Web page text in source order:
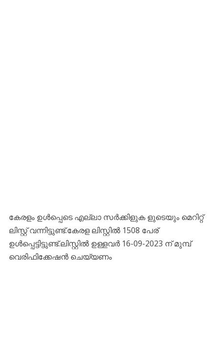
കേരളം ഉൾപ്പെടെ എല്ലാ സർക്കിളുക ളുടെയും മെറിറ്റ്
ലിസ്റ്റ് വന്നിട്ടുണ്ട്.കേരള ലിസ്റ്റിൽ 1508 പേര്
ഉൾപ്പെട്ടിട്ടുണ്ട്.ലിസ്റ്റിൽ ഉള്ളവർ 16-09-2023 ന് മുമ്പ്
വെരിഫിക്കേഷൻ ചെയ്യണം